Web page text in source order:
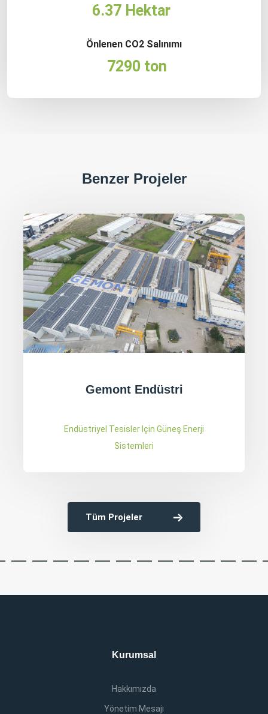
6.37 Hektar
Önlenen CO2 Salınımı
7290 ton
Benzer Projeler
Aktaşlar Kontrplak
Endüstriyel Tesisler Için Güneş Enerji
Sistemleri
Tüm Projeler
Kurumsal
Hakkımızda
Yönetim Mesajı